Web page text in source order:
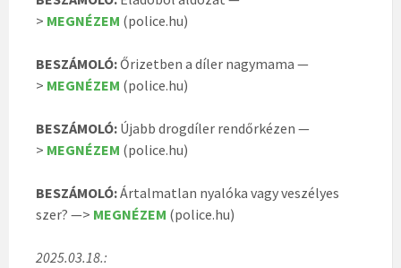
> MEGNÉZEM (police.hu)
BESZÁMOLÓ:Őrizetben a díler nagymama —
> MEGNÉZEM (police.hu)
BESZÁMOLÓ: Újabb drogdíler rendőrkézen —
> MEGNÉZEM (police.hu)
BESZÁMOLÓ:Ártalmatlan nyalóka vagy veszélyes
szer? —> MEGNÉZEM (police.hu)
2025.03.18.: